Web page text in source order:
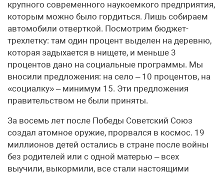
крупного современного наукоемкого предприятия,
которым можно было гордиться. Лишь собираем
автомобили отверткой. Посмотрим бюджет-
трехлетку: там один процент выделен на деревню,
которая задыхается в нищете, и меньше 3
процентов дано на социальные программы. Мы
вносили предложения: на село – 10 процентов, на
«социалку» – минимум 15. Эти предложения
правительством не были приняты.
За восемь лет после Победы Советский Союз
создал атомное оружие, прорвался в космос. 19
миллионов детей остались в стране после войны
без родителей или с одной матерью – всех
выучили, выкормили, все стали настоящими